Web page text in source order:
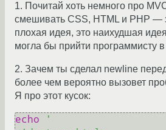
1. Почитай хоть немного про
смешивать CSS, HTML и PHP —
плохая идея, это наихудшая
могла бы прийти программисту в
2. Зачем ты сделал newline
более чем вероятно вызовет
Я про этот кусок:
echo
'